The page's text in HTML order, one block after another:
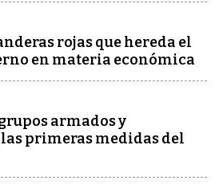
rojas que hereda el
en materia económica
armados y
las primeras medidas del